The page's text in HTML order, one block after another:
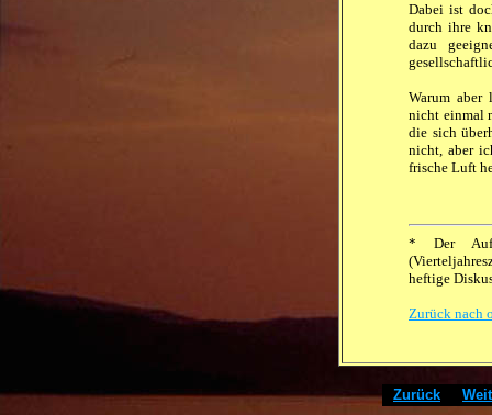
Dabei ist
durch ihre
dazu
Warum aber
nicht einmal
die sich
nicht, aber
frische Luft
* Der
heftige
Zurück nach
Zurück